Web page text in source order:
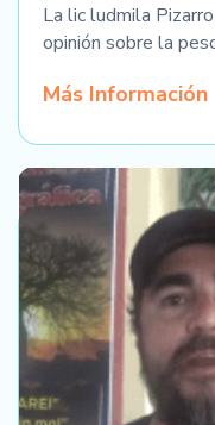
La lic ludmila
opinión sobre la
Más Información